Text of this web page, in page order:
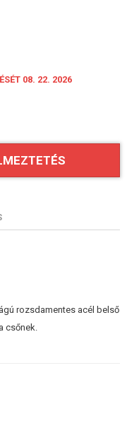
08. 22. 2026
rozsdamentes acél belső
csőnek.